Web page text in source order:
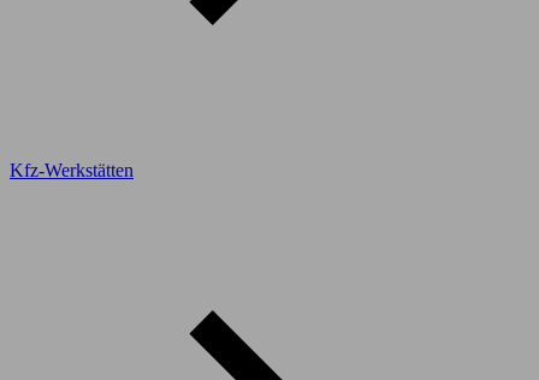
Kfz-Werkstätten